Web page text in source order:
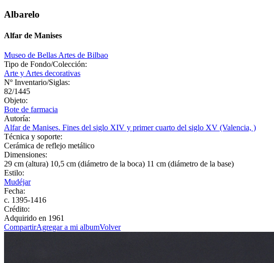
Albarelo
Alfar de Manises
Museo de Bellas Artes de Bilbao
Tipo de Fondo/Colección:
Arte y Artes decorativas
Nº Inventario/Siglas:
82/1445
Objeto:
Bote de farmacia
Autoría:
Alfar de Manises. Fines del siglo XIV y primer cuarto del siglo XV (Valencia, )
Técnica y soporte:
Cerámica de reflejo metálico
Dimensiones:
29 cm (altura) 10,5 cm (diámetro de la boca) 11 cm (diámetro de la base)
Estilo:
Mudéjar
Fecha:
c. 1395-1416
Crédito:
Adquirido en 1961
CompartirAgregar a mi albumVolver